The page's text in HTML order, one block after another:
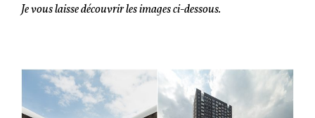
Je vous laisse découvrir les images ci-dessous.